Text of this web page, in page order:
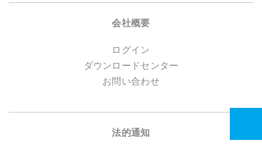
会社概要
ログイン
ダウンロードセンター
お問い合わせ
法的通知